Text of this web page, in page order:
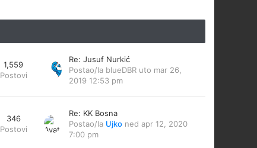
1,559
Postovi
Re: Jusuf Nurkić
Postao/la blueDBR uto mar 26,
2019 12:53 pm
346
Postovi
Re: KK Bosna
Postao/la Ujko ned apr 12, 2020
7:00 pm